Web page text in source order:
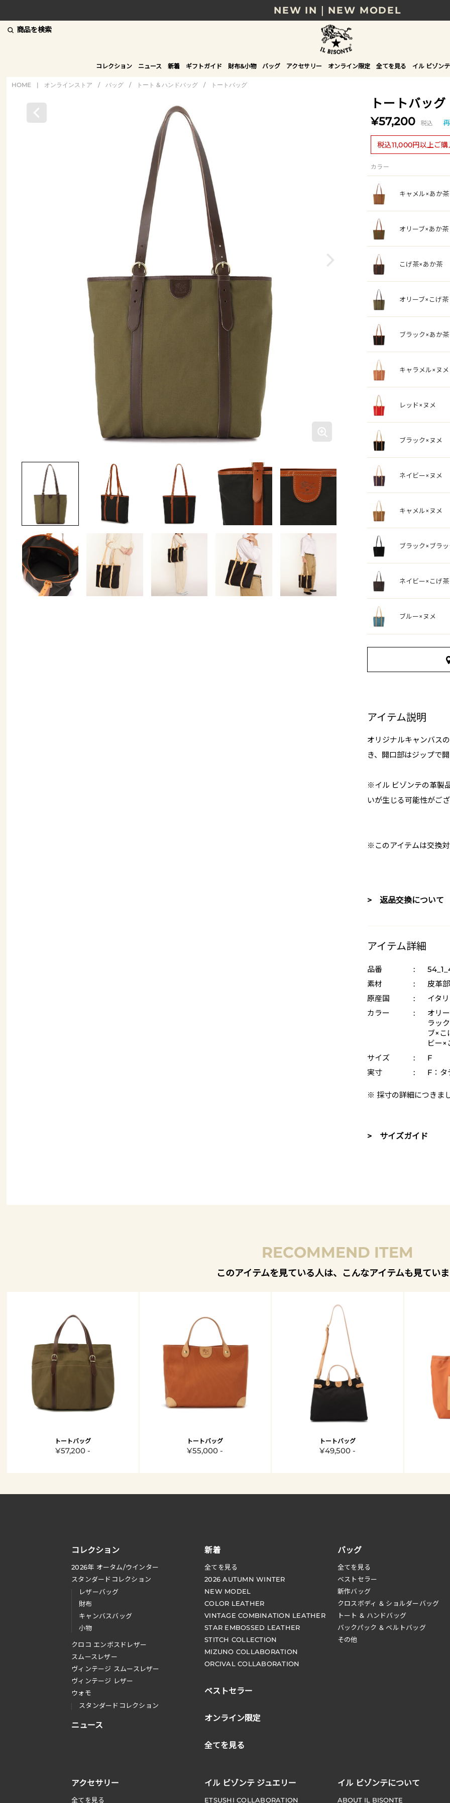
NEW IN｜NEW MODEL
8/17(月)10時まで｜税込11,000円以上で送料無
贈る相手やシーンから選べる、新しいギフトガ
NEW IN｜COLOR LEATHER
商品を検索
コレクション ニュース 新着 ギフトガイド 財布&小物 バッグ アクセサリー オンライン限定 全てを見る イル ビゾン
HOME | オンラインストア / バッグ / トート & ハンドバッグ / トートバッグ
トートバッグ
¥57,200 税込
税込11,000円以上ご
カラー
キャメル×あか茶
オリーブ×あか茶
こげ茶×あか茶
オリーブ×こげ茶
ブラック×あか茶
キャラメル×ヌメ
レッド×ヌメ
ブラック×ヌメ
ネイビー×ヌメ
キャメル×ヌメ
ブラック×ブラ
ネイビー×こげ茶
ブルー×ヌメ
アイテム説明
オリジナルキャンバス
き、開口部はジップで
※イル ビゾンテの革製
いが生じる可能性がご
※このアイテムは交換
> 返品交換について
アイテム詳細
品番 :
素材
:
皮革
原産国
:
イタ
カラー
:
オリ
ラッ
ブ×こ
ビー×
サイズ
:
F
実寸
: F：タ
※ 採寸の詳細につきま
> サイズガイド
RECOMMEND ITEM
このアイテムを見ている人は、こんなアイテムも見てい
トートバッグ
¥57,200 -
トートバッグ
¥55,000 -
トートバッグ
¥49,500 -
コレクション
2026年 オータム/ウインター
スタンダードコレクション
レザーバッグ
財布
キャンバスバッグ
小物
クロコ エンボスドレザー
スムースレザー
ヴィンテージ スムースレザー
ヴィンテージ レザー
ウォモ
スタンダードコレクション
ニュース
新着
全てを見る
2026 AUTUMN WINTER
NEW MODEL
COLOR LEATHER
VINTAGE COMBINATION LEATHER
STAR EMBOSSED LEATHER
STITCH COLLECTION
MIZUNO COLLABORATION
ORCIVAL COLLABORATION
ベストセラー
オンライン限定
全てを見る
バッグ
全てを見る
ベストセラー
新作バッグ
クロスボディ & ショルダーバッグ
トート & ハンドバッグ
バックパック & ベルトバッグ
その他
アクセサリー
全てを見る
イル ビゾンテ ジュエリー
ETSUSHI COLLABORATION
イル ビゾンテについて
ABOUT IL BISONTE